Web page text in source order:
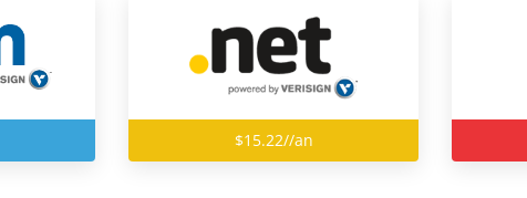
$15.22//an